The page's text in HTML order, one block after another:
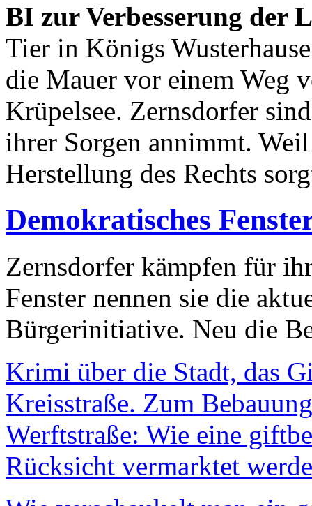
BI zur Verbesserung der
Tier in Königs
die Mauer vor einem Weg
Krüpelsee. Zernsdorfer
ihrer Sorgen annimmt.
Herstellung des Rechts
Demokratisches
Zernsdorfer kämpfen für
Fenster nennen sie die
Bürgerinitiative. Neu die
Krimi über die Stadt, das
Kreisstraße. Zum
Werftstraße: Wie eine
Rücksicht vermarktet